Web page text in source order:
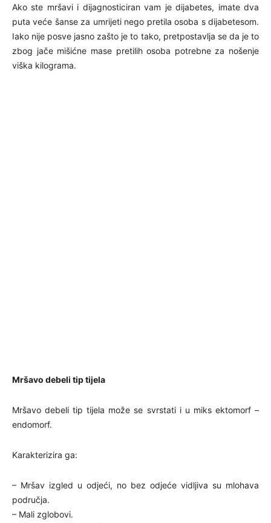
Ako ste mršavi i dijagnosticiran vam je dijabetes, imate dva
puta veće šanse za umrijeti nego pretila osoba s dijabetesom.
Iako nije posve jasno zašto je to tako, pretpostavlja se da je to
zbog jače mišićne mase pretilih osoba potrebne za nošenje
viška kilograma.
Mršavo debeli tip tijela
Mršavo debeli tip tijela može se svrstati i u miks ektomorf –
endomorf.
Karakterizira ga:
– Mršav izgled u odjeći, no bez odjeće vidljiva su mlohava
područja.
– Mali zglobovi.